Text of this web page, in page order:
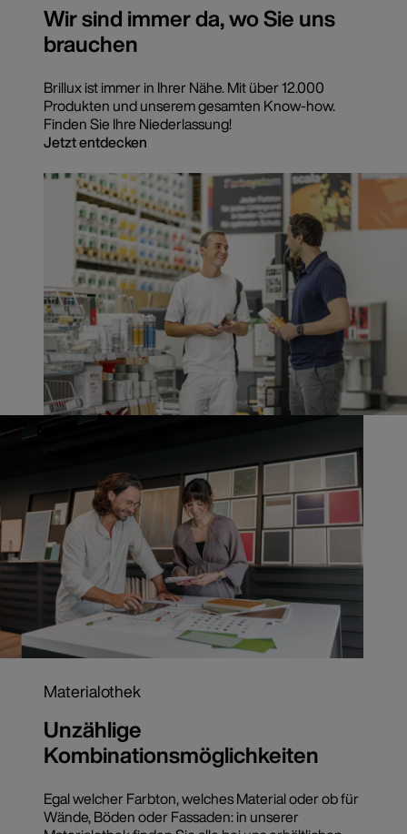
Wir sind immer da, wo Sie uns
brauchen
Brillux ist immer in Ihrer Nähe. Mit über 12.000
Produkten und unserem gesamten Know-how.
Finden Sie Ihre Niederlassung!
Jetzt entdecken
Materialothek
Unzählige
Kombinationsmöglichkeiten
Egal welcher Farbton, welches Material oder ob für
Wände, Böden oder Fassaden: in unserer